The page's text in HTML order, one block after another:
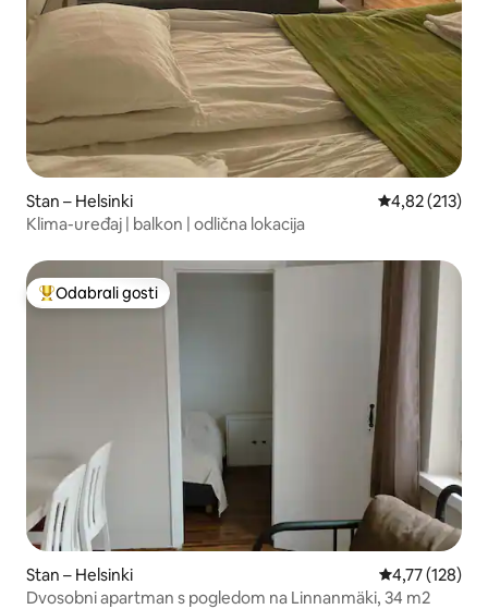
Stan – Helsinki Prosječna
4,82 (213)
Klima-uređaj | balkon | odlična lokacija
Među najviše rangiranima s oznakom „Odabrali gosti”
Odabrali gosti
Stan – Helsinki Prosječna
4,77 (128)
Dvosobni apartman s pogledom na Linnanmäki, 34 m2